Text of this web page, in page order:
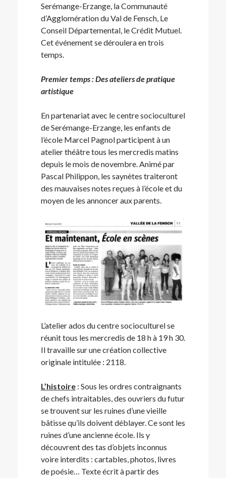
Serémange-Erzange, la Communauté
d’Agglomération du Val de Fensch, Le
Conseil Départemental, le Crédit Mutuel.
Cet événement se déroulera en trois
temps.
Premier temps : Des ateliers de pratique
artistique
En partenariat avec le centre socioculturel
de Serémange-Erzange, les enfants de
l’école Marcel Pagnol participent à un
atelier théâtre tous les mercredis matins
depuis le mois de novembre. Animé par
Pascal Philippon, les saynètes traiteront
des mauvaises notes reçues à l’école et du
moyen de les annoncer aux parents.
L’atelier ados du centre socioculturel se
réunit tous les mercredis de 18 h à 19 h 30.
Il travaille sur une création collective
originale intitulée : 2118.
L’histoire: Sous les ordres contraignants
de chefs intraitables, des ouvriers du futur
se trouvent sur les ruines d’une vieille
bâtisse qu’ils doivent déblayer. Ce sont les
ruines d’une ancienne école. Ils y
découvrent des tas d’objets inconnus
voire interdits : cartables, photos, livres
de poésie… Texte écrit à partir des